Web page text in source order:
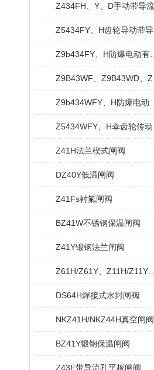
Z41H法兰楔式闸阀
DZ40Y低温闸阀
Z41Fs衬氟闸阀
BZ41W不锈钢保温闸阀
Z41Y锻钢法兰闸阀
DS64H焊接式水封闸阀
NKZ41H/NKZ44H真空闸阀
BZ41Y锻钢保温闸阀
Z43F带导流孔平板闸阀